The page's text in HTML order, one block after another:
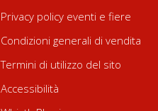
Privacy policy eventi e fiere
Condizioni generali di vendita
Termini di utilizzo del sito
Accessibilità